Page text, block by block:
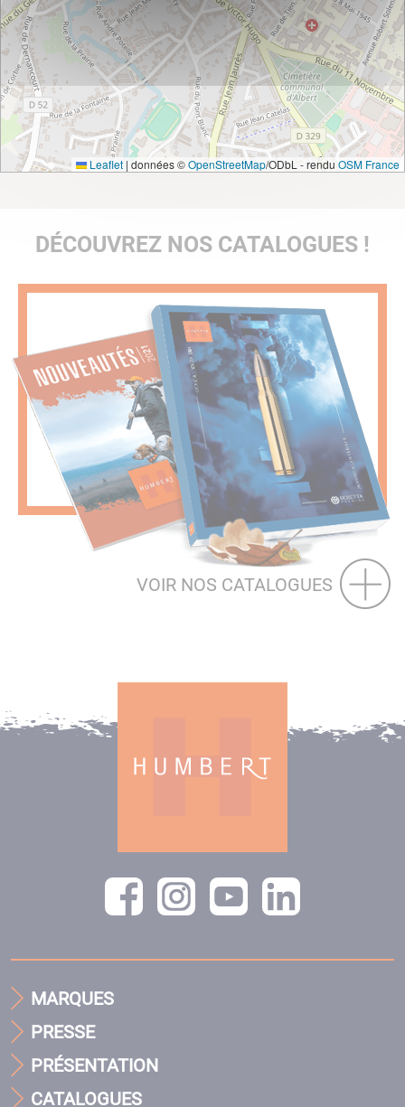
Leaflet | données ©OpenStreetMap/ODbL - rendu OSM France
DÉCOUVREZ NOS CATALOGUES !
VOIR NOS CATALOGUES
MARQUES
PRESSE
PRÉSENTATION
CATALOGUES